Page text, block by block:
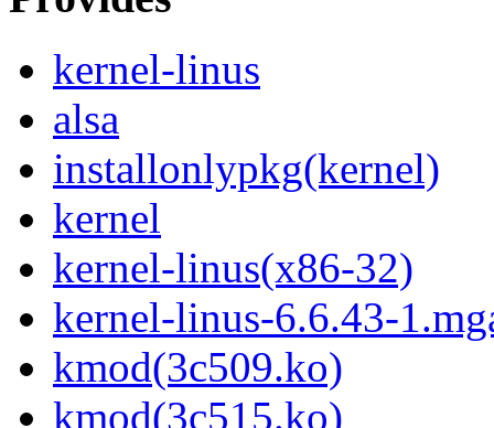
kernel-linus
alsa
installonlypkg(kernel)
kernel
kernel-linus(x86-32)
kernel-linus-6.6.43-
kmod(3c509.ko)
kmod(3c515.ko)